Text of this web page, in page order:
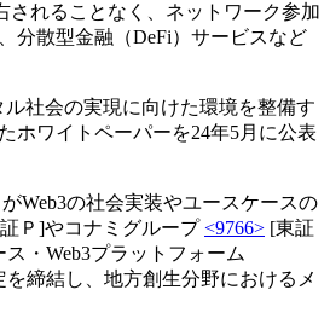
れることなく、ネットワーク参加
分散型金融（DeFi）サービスなど
ル社会の実現に向けた環境を整備す
ホワイトペーパーを24年5月に公表
Web3の社会実装やユースケースの
Ｐ]やコナミグループ<9766> [東証
・Web3プラットフォーム
締結し、地方創生分野におけるメ